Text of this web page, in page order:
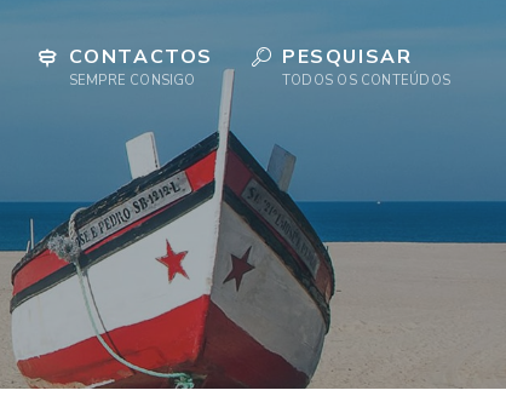
CONTACTOS
SEMPRE CONSIGO
PESQUISAR
TODOS OS CONTEÚDOS